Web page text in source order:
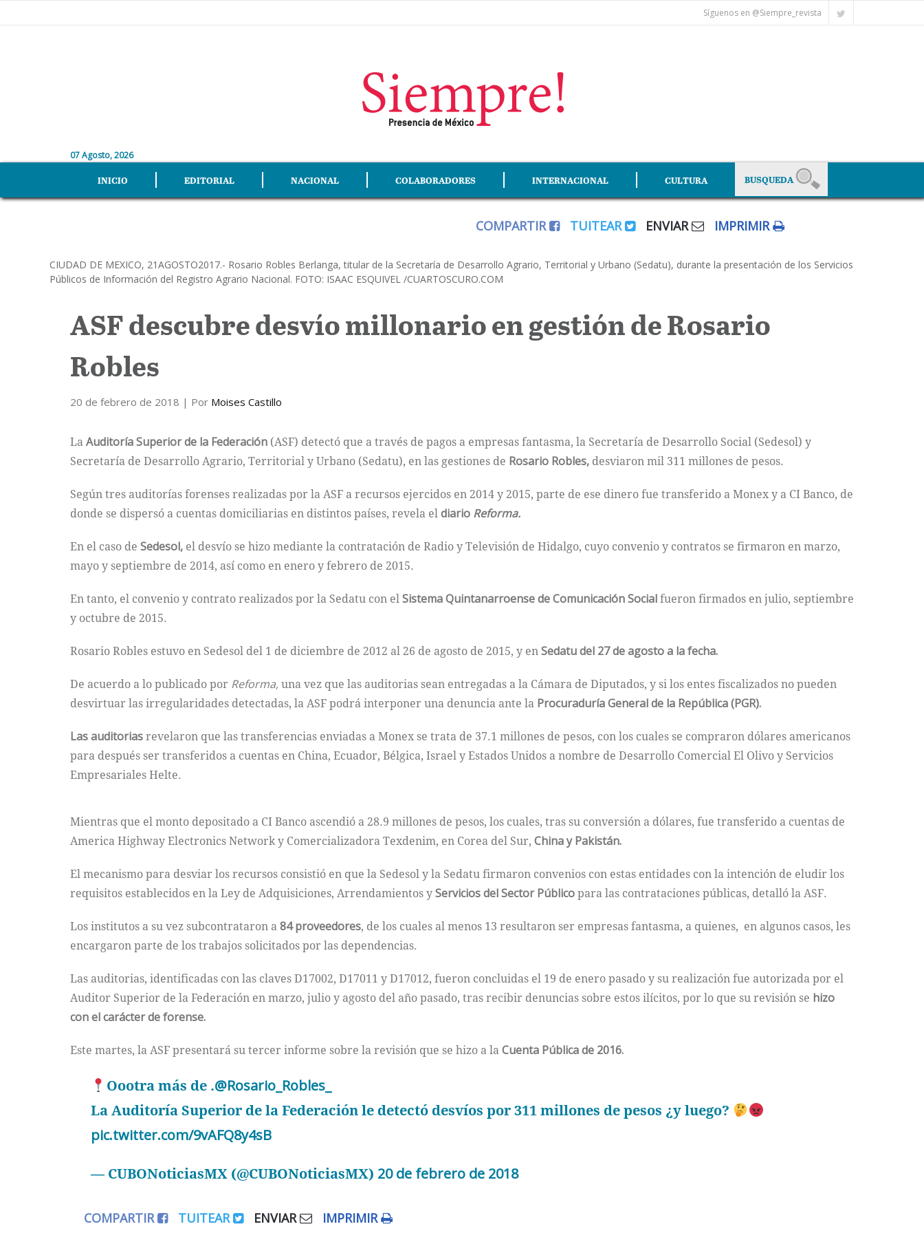
Síguenos en @Siempre_revista
07 Agosto, 2026
INICIO EDITORIAL NACIONAL COLABORADORES INTERNACIONAL CULTURA
COMPARTIR TUITEAR ENVIAR IMPRIMIR
CIUDAD DE MEXICO, 21AGOSTO2017.- Rosario Robles Berlanga, titular de la Secretaría de Desarrollo Agrario, Territorial y Urbano (Sedatu), durante la presentación de los Servicios
Públicos de Información del Registro Agrario Nacional. FOTO: ISAAC ESQUIVEL /CUARTOSCURO.COM
ASF descubre desvío millonario en gestión de Rosario
Robles
20 de febrero de 2018 | Por Moises Castillo
LaAuditoría Superior de la Federación (ASF) detectó que a través de pagos a empresas fantasma, la Secretaría de Desarrollo Social (Sedesol) y
Secretaría de Desarrollo Agrario, Territorial y Urbano (Sedatu), en las gestiones de Rosario Robles, desviaron mil 311 millones de pesos.
Según tres auditorías forenses realizadas por la ASF a recursos ejercidos en 2014 y 2015, parte de ese dinero fue transferido a Monex y a CI Banco, de
donde se dispersó a cuentas domiciliarias en distintos países, revela eldiario Reforma.
En el caso de Sedesol, el desvío se hizo mediante la contratación de Radio y Televisión de Hidalgo, cuyo convenio y contratos se firmaron en marzo,
mayo y septiembre de 2014, así como en enero y febrero de 2015.
En tanto, el convenio y contrato realizados por la Sedatu con elSistema Quintanarroense de Comunicación Socialfueron firmados en julio, septiembre
y octubre de 2015.
Rosario Robles estuvo en Sedesol del 1 de diciembre de 2012 al 26 de agosto de 2015, y enSedatu del 27 de agosto a la fecha.
De acuerdo a lo publicado por Reforma,una vez que las auditorias sean entregadas a la Cámara de Diputados, y si los entes fiscalizados no pueden
desvirtuar las irregularidades detectadas, la ASF podrá interponer una denuncia ante la Procuraduría General de la República (PGR).
Las auditoriasrevelaron que las transferencias enviadas a Monex se trata de 37.1 millones de pesos, con los cuales se compraron dólares americanos
para después ser transferidos a cuentas en China, Ecuador, Bélgica, Israel y Estados Unidos a nombre de Desarrollo Comercial El Olivo y Servicios
Empresariales Helte.
Mientras que el monto depositado a CI Banco ascendió a 28.9 millones de pesos, los cuales, tras su conversión a dólares, fue transferido a cuentas de
America Highway Electronics Network y Comercializadora Texdenim, en Corea del Sur, China y Pakistán.
El mecanismo para desviar los recursos consistió en que la Sedesol y la Sedatu firmaron convenios con estas entidades con la intención de eludir los
requisitos establecidos en la Ley de Adquisiciones, Arrendamientos yServicios del Sector Públicopara las contrataciones públicas, detalló la ASF.
Los institutos a su vez subcontrataron a84 proveedores, de los cuales al menos 13 resultaron ser empresas fantasma, a quienes, en algunos casos, les
encargaron parte de los trabajos solicitados por las dependencias.
Las auditorias, identificadas con las claves D17002, D17011 y D17012, fueron concluidas el 19 de enero pasado y su realización fue autorizada por el
Auditor Superior de la Federación en marzo, julio y agosto del año pasado, tras recibir denuncias sobre estos ilícitos, por lo que su revisión se hizo
con el carácter de forense.
Este martes, la ASF presentará su tercer informe sobre la revisión que se hizo a laCuenta Pública de 2016.
Oootra más de .@Rosario_Robles_
La Auditoría Superior de la Federación le detectó desvíos por 311 millones de pesos ¿y luego?
pic.twitter.com/9vAFQ8y4sB
— CUBONoticiasMX (@CUBONoticiasMX) 20 de febrero de 2018
COMPARTIR TUITEAR ENVIAR IMPRIMIR